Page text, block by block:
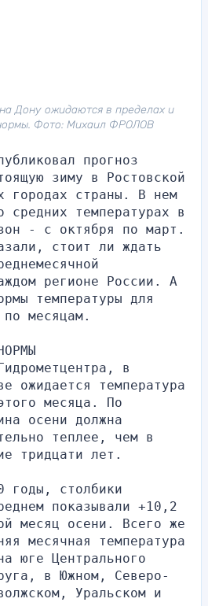
Дону ожидаются в пределах и
Фото: Михаил ФРОЛОВ
прогноз
зиму в Ростовской
городах страны. В нем
средних температурах в
- с октября по март.
стоит ли ждать
регионе России. А
температуры для
по месяцам.
в
ожидается температура
месяца. По
осени должна
теплее, чем в
тридцати лет.
годы, столбики
показывали +10,2
месяц осени. Всего же
месячная температура
юге Центрального
в Южном, Северо-
Уральском и